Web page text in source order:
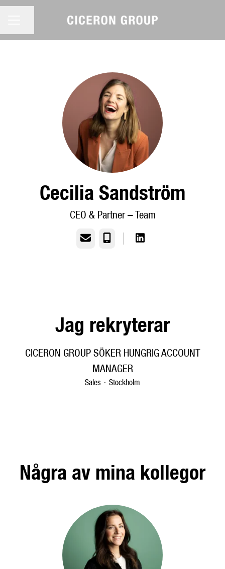
Cecilia Sandström
CEO & Partner –Team
E-post Telefon
Jag rekryterar
CICERON GROUP SÖKER HUNGRIG ACCOUNT
MANAGER
Sales · Stockholm
Några av mina kollegor